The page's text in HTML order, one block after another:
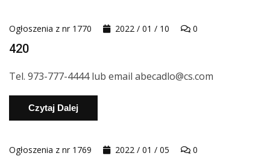
Ogłoszenia z nr 1770 2022 / 01 / 10 0
420
Tel. 973-777-4444 lub email abecadlo@cs.com
Czytaj Dalej
Ogłoszenia z nr 1769 2022 / 01 / 05 0